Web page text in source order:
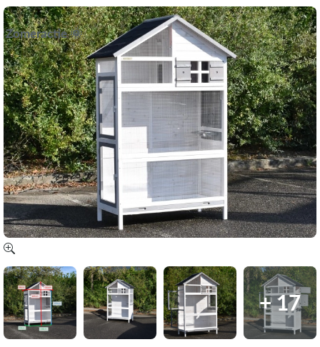
Zomeractie 🌞
+ 17